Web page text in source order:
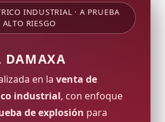
INDUSTRIAL · A PRUEBA
RIESGO
DAMAXA
en la venta de
industrial, con enfoque
de explosión para